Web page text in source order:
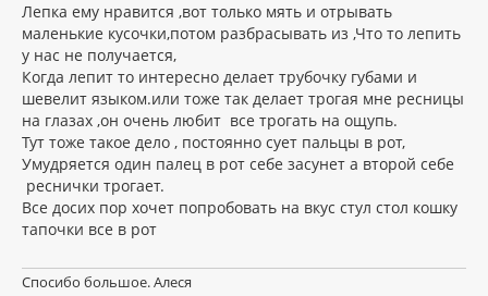
Лепка ему нравится ,вот только мять и отрывать
маленькие кусочки,потом разбрасывать из ,Что то лепить
у нас не получается,
Когда лепит то интересно делает трубочку губами и
шевелит языком.или тоже так делает трогая мне ресницы
на глазах ,он очень любит все трогать на ощупь.
Тут тоже такое дело , постоянно сует пальцы в рот,
Умудряется один палец в рот себе засунет а второй себе
реснички трогает.
Все досих пор хочет попробовать на вкус стул стол кошку
тапочки все в рот
Спосибо большое. Алеся